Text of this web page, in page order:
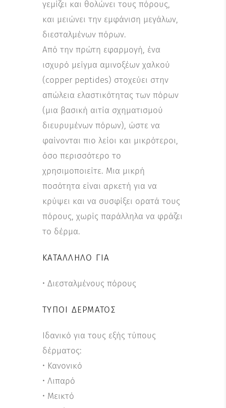
γεμίζει και θολώνει τους πόρους,
και μειώνει την εμφάνιση μεγάλων,
διεσταλμένων πόρων.
Από την πρώτη εφαρμογή, ένα
ισχυρό μείγμα αμινοξέων χαλκού
(copper peptides) στοχεύει στην
απώλεια ελαστικότητας των πόρων
(μια βασική αιτία σχηματισμού
διευρυμένων πόρων), ώστε να
φαίνονται πιο λείοι και μικρότεροι,
όσο περισσότερο το
χρησιμοποιείτε. Μια μικρή
ποσότητα είναι αρκετή για να
κρύψει και να συσφίξει ορατά τους
πόρους, χωρίς παράλληλα να φράζει
το δέρμα.
ΚΑΤΆΛΛΗΛΟ ΓΙΑ
• Διεσταλμένους πόρους
ΤΎΠΟΙ ΔΈΡΜΑΤΟΣ
Ιδανικό για τους εξής τύπους
δέρματος:
• Κανονικό
• Λιπαρό
• Μεικτό